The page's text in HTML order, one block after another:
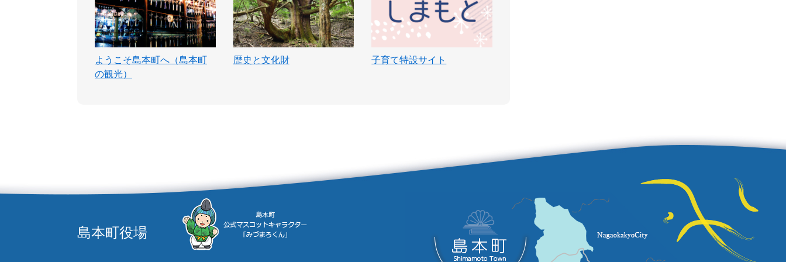
ようこそ島本町へ（島本町
の観光）
歴史と文化財 子育て特設サイト
島本町役場